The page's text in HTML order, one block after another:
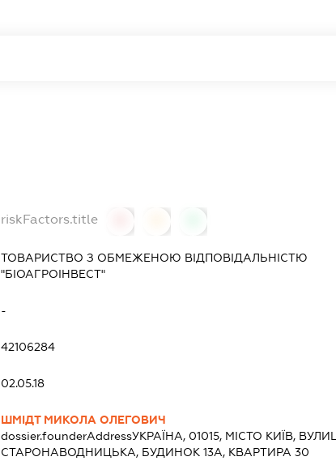
riskFactors.title
ТОВАРИСТВО З ОБМЕЖЕНОЮ ВІДПОВІДАЛЬНІСТЮ
"БІОАГРОІНВЕСТ"
-
42106284
02.05.18
ШМІДТ МИКОЛА ОЛЕГОВИЧ
dossier.founderAddressУКРАЇНА, 01015, МІСТО КИЇВ,
СТАРОНАВОДНИЦЬКА, БУДИНОК 13А, КВАРТИРА 30